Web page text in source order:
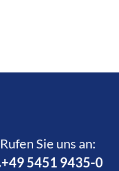
Rufen Sie uns an:­
+49 5451 9435-0